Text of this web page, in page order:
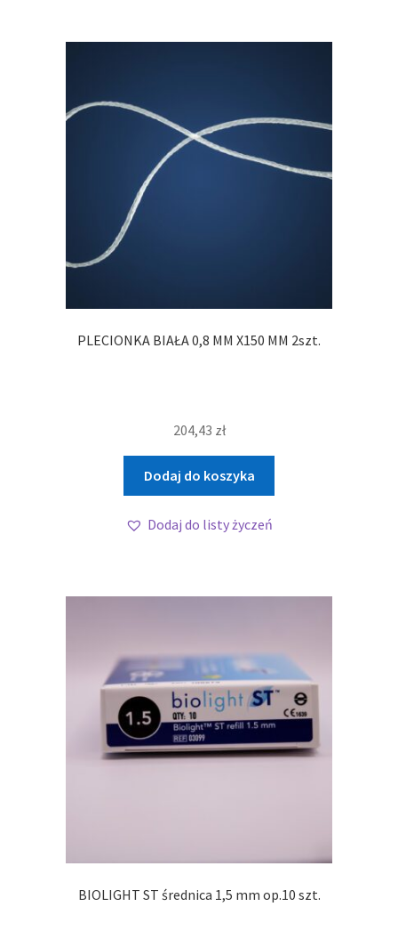
PLECIONKA BIAŁA 0,8 MM X150 MM 2szt.
204,43 zł
Dodaj do koszyka
Dodaj do listy życzeń
BIOLIGHT ST średnica 1,5 mm op.10 szt.